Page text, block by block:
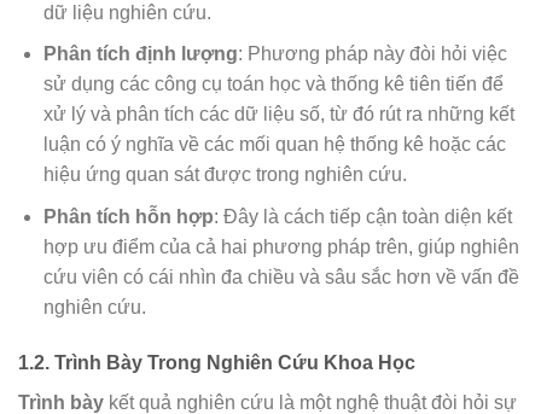
dữ liệu nghiên cứu.
Phân tích định lượng: Phương pháp này đòi hỏi việc
sử dụng các công cụ toán học và thống kê tiên tiến để
xử lý và phân tích các dữ liệu số, từ đó rút ra những kết
luận có ý nghĩa về các mối quan hệ thống kê hoặc các
hiệu ứng quan sát được trong nghiên cứu.
Phân tích hỗn hợp: Đây là cách tiếp cận toàn diện kết
hợp ưu điểm của cả hai phương pháp trên, giúp nghiên
cứu viên có cái nhìn đa chiều và sâu sắc hơn về vấn đề
nghiên cứu.
1.2. Trình Bày Trong Nghiên Cứu Khoa Học
Trình bày kết quả nghiên cứu là một nghệ thuật đòi hỏi sự